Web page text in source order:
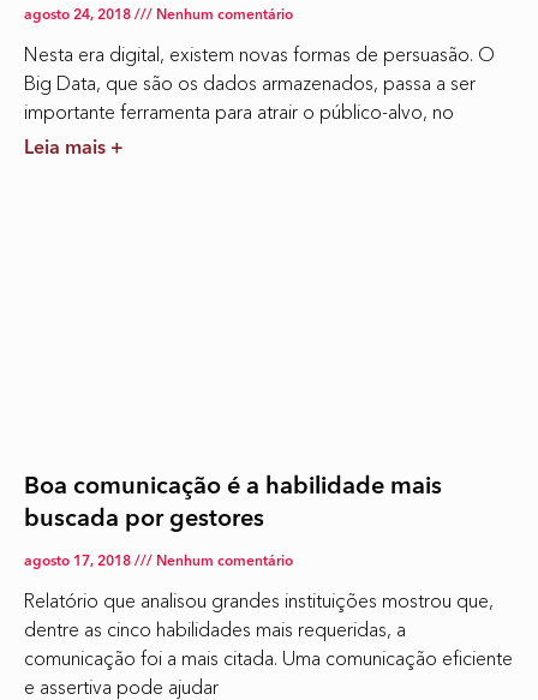
agosto 24, 2018 Nenhum comentário
Nesta era digital, existem novas formas de persuasão. O
Big Data, que são os dados armazenados, passa a ser
importante ferramenta para atrair o público-alvo, no
Leia mais +
Boa comunicação é a habilidade mais
buscada por gestores
agosto 17, 2018 Nenhum comentário
Relatório que analisou grandes instituições mostrou que,
dentre as cinco habilidades mais requeridas, a
comunicação foi a mais citada. Uma comunicação eficiente
e assertiva pode ajudar